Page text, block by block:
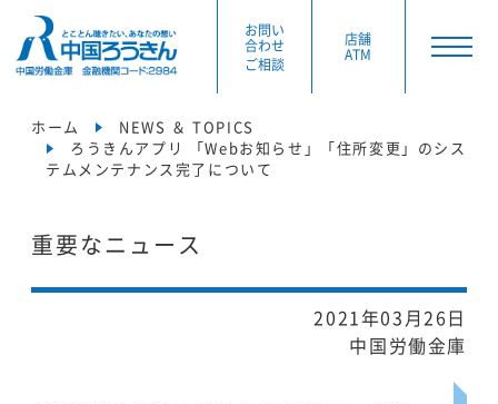
お問い
合わせ
ご相談
店舗
ATM
ホーム
NEWS ＆ TOPICS
ろうきんアプリ 「Webお知らせ」「住所変更」のシス
テムメンテナンス完了について
重要なニュース
2021年03月26日
中国労働金庫